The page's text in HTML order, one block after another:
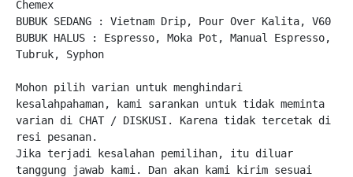
Chemex
BUBUK SEDANG : Vietnam Drip, Pour Over Kalita, V60
BUBUK HALUS : Espresso, Moka Pot, Manual Espresso,
Tubruk, Syphon
Mohon pilih varian untuk menghindari
kesalahpahaman, kami sarankan untuk tidak meminta
varian di CHAT / DISKUSI. Karena tidak tercetak di
resi pesanan.
Jika terjadi kesalahan pemilihan, itu diluar
tanggung jawab kami. Dan akan kami kirim sesuai